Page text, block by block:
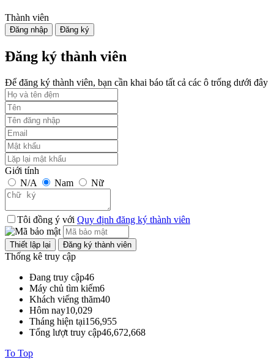
Thành viên
Đăng nhập Đăng ký
Đăng ký thành viên
Để đăng ký thành viên, bạn cần khai báo tất cả các ô trống dưới đây
Giới tính
N/A
Nam Nữ
Tôi đồng ý với Quy định đăng ký thành viên
Thống kê truy cập
Đang truy cập46
Máy chủ tìm kiếm6
Khách viếng thăm40
Hôm nay10,029
Tháng hiện tại156,955
Tổng lượt truy cập46,672,668
To Top